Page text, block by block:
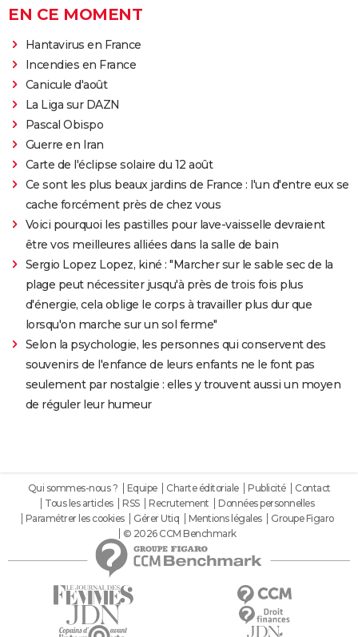
EN CE MOMENT
Hantavirus en France
Incendies en France
Canicule d'août
La Liga sur DAZN
Pascal Obispo
Guerre en Iran
Carte de l'éclipse solaire du 12 août
Ce sont les plus beaux jardins de France : l'un d'entre eux se
cache forcément près de chez vous
Voici pourquoi les pastilles pour lave-vaisselle devraient
être vos meilleures alliées dans la salle de bain
Sergio Lopez Lopez, kiné : "Marcher sur le sable sec de la
plage peut nécessiter jusqu'à près de trois fois plus
d'énergie, cela oblige le corps à travailler plus dur que
lorsqu'on marche sur un sol ferme"
Selon la psychologie, les personnes qui conservent des
souvenirs de l'enfance de leurs enfants ne le font pas
seulement par nostalgie : elles y trouvent aussi un moyen
de réguler leur humeur
Qui sommes-nous ? Equipe Charte éditoriale Publicité
Contact
Tous les articles
RSS Recrutement
Données personnelles
Paramétrer les cookies
Gérer Utiq Mentions légales
Groupe Figaro
© 2026 CCM Benchmark